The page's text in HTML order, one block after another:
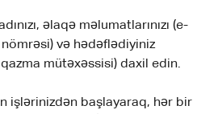
əlaqə məlumatlarınızı (e-
və hədəflədiyiniz
mütəxəssisi) daxil edin.
işlərinizdən başlayaraq, hər bir